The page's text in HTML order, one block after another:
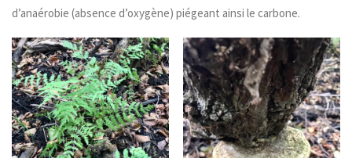
d’anaérobie (absence d’oxygène) piégeant ainsi le carbone.